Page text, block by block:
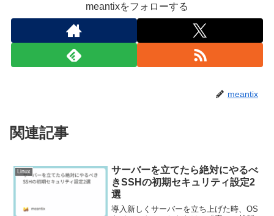
meantixをフォローする
meantix
関連記事
Linux
サーバーを立てたら絶対にやるべ
きSSHの初期セキュリティ設定2
選
導入新しくサーバーを立ち上げた時、OS